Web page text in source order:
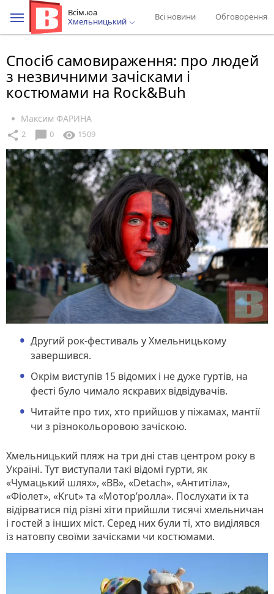
Всім.юа
Хмельницький
Всі новини Обговорення
Спосіб самовираження: про людей
з незвичними зачісками і
костюмами на Rock&Buh
Максим ФАРИНА
share 2 chat_bubble 0 visibility 1509
Другий рок-фестиваль у Хмельницькому
завершився.
Окрім виступів 15 відомих і не дуже гуртів, на
фесті було чимало яскравих відвідувачів.
Читайте про тих, хто прийшов у піжамах, мантії
чи з різнокольоровою зачіскою.
Хмельницький пляж на три дні став центром року в
Україні. Тут виступали такі відомі гурти, як
«Чумацький шлях», «ВВ», «Detach», «Антитіла»,
«Фіолет», «Krut» та «Мотор’ролла». Послухати їх та
відірватися під різні хіти прийшли тисячі хмельничан
і гостей з інших міст. Серед них були ті, хто виділявся
із натовпу своїми зачісками чи костюмами.